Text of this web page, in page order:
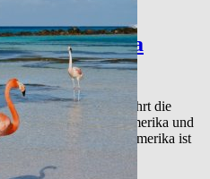
Mein Schiff 1
Mittelamerika
Erfahrungen
Auch diesen Winter fährt die
Mein Schiff 1 Mittelamerika und
die Karibik an. Mittelamerika ist
der südliche Teil von
Nordamerika und…